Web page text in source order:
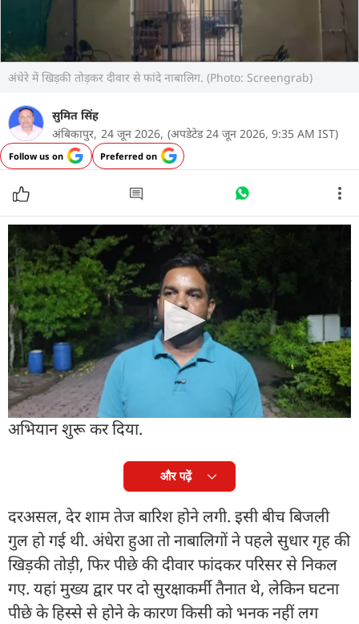
अंधेरे में खिड़की तोड़कर दीवार से फांदे नाबालिग. (Photo: Screengrab)
सुमित सिंह
अंबिकापुर, 24 जून 2026, (अपडेटेड 24 जून 2026, 9:35 AM IST)
Follow us on Preferred on
छत्तीसगढ़ के अंबिकापुर शहर हैरान कर देने वाली कहानी
सामने आई है. मामला अंबिकापुर शहर के बाल सुधार गृह यानी
जुवेनाइल ऑब्जर्वेशन होम का है. मंगलवार की देर शाम यहां
11 बाल अपचारी खिड़की तोड़कर परिसर से फरार हो
गए. घटना के बाद प्रबंधन और पुलिस प्रशासन में हड़कंप मच
गया. सूचना मिलते ही गांधीनगर थाना पुलिस मौके पर पहुंची
और फरार नाबालिगों की तलाश के लिए आसपास के क्षेत्रों में
अभियान शुरू कर दिया.
और पढ़ें
दरअसल, देर शाम तेज बारिश होने लगी. इसी बीच बिजली
गुल हो गई थी. अंधेरा हुआ तो नाबालिगों ने पहले सुधार गृह की
खिड़की तोड़ी, फिर पीछे की दीवार फांदकर परिसर से निकल
गए. यहां मुख्य द्वार पर दो सुरक्षाकर्मी तैनात थे, लेकिन घटना
पीछे के हिस्से से होने के कारण किसी को भनक नहीं लग